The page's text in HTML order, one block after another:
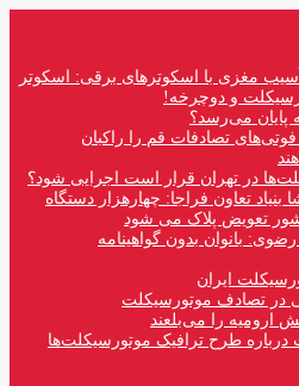
مغزی با اسکوترهای برقی: اسکوتر
و دوچرخه!
پایان می‌رسد؟
کرد: 56 درصد فوتی‌های تصادفات قم را راکبان
در تهران قرار است اجرایی شود؟
تعاون فراجا: چهارهزار دستگاه
تعویض پلاک می شود
بانوان بدون گواهینامه
ایران
در تصادف موتورسیکلت
ارومیه را می‌بلعند
طرح ترافیک موتورسیکلت‌ها